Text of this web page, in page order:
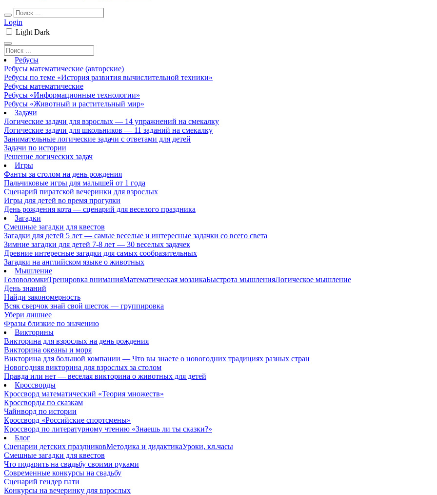
Login
Light Dark
Ребусы
Ребусы математические (авторские)
Ребусы по теме «История развития вычислительной техники»
Ребусы математические
Ребусы «Информационные технологии»
Ребусы «Животный и растительный мир»
Задачи
Логические задачи для взрослых — 14 упражнений на смекалку
Логические задачи для школьников — 11 заданий на смекалку
Занимательные логические задачи с ответами для детей
Задачи по истории
Решение логических задач
Игры
Фанты за столом на день рождения
Пальчиковые игры для малышей от 1 года
Сценарий пиратской вечеринки для взрослых
Игры для детей во время прогулки
День рождения кота — сценарий для веселого праздника
Загадки
Смешные загадки для квестов
Загадки для детей 5 лет — самые веселые и интересные задачки со всего света
Зимние загадки для детей 7-8 лет — 30 веселых задачек
Древние интересные загадки для самых сообразительных
Загадки на английском языке о животных
Мышление
ГоловоломкиТренировка вниманияМатематическая мозаикаБыстрота мышленияЛогическое мышление
День знаний
Найди закономерность
Всяк сверчок знай свой шесток — группировка
Убери лишнее
Фразы близкие по значению
Викторины
Викторина для взрослых на день рождения
Викторина океаны и моря
Викторина для большой компании — Что вы знаете о новогодних традициях разных стран
Новогодняя викторина для взрослых за столом
Правда или нет — веселая викторина о животных для детей
Кроссворды
Кроссворд математический «Теория множеств»
Кроссворды по сказкам
Чайнворд по истории
Кроссворд «Российские спортсмены»
Кроссворд по литературному чтению «Знаешь ли ты сказки?»
Блог
Сценарии детских праздниковМетодика и дидактикаУроки, кл.часы
Смешные загадки для квестов
Что подарить на свадьбу своими руками
Современные конкурсы на свадьбу
Сценарий гендер пати
Конкурсы на вечеринку для взрослых